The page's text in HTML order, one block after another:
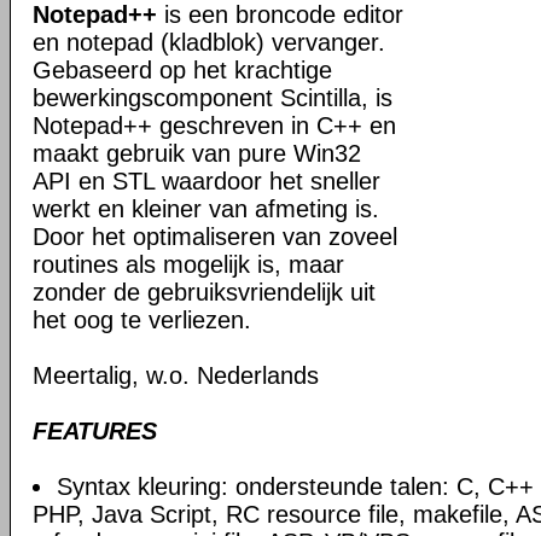
Notepad++ is een broncode editor
en notepad (kladblok) vervanger.
Gebaseerd op het krachtige
bewerkingscomponent Scintilla, is
Notepad++ geschreven in C++ en
maakt gebruik van pure Win32
API en STL waardoor het sneller
werkt en kleiner van afmeting is.
Door het optimaliseren van zoveel
routines als mogelijk is, maar
zonder de gebruiksvriendelijk uit
het oog te verliezen.
Meertalig, w.o. Nederlands
FEATURES
Syntax kleuring: ondersteunde talen: C,
PHP, Java Script, RC resource file, makefile,